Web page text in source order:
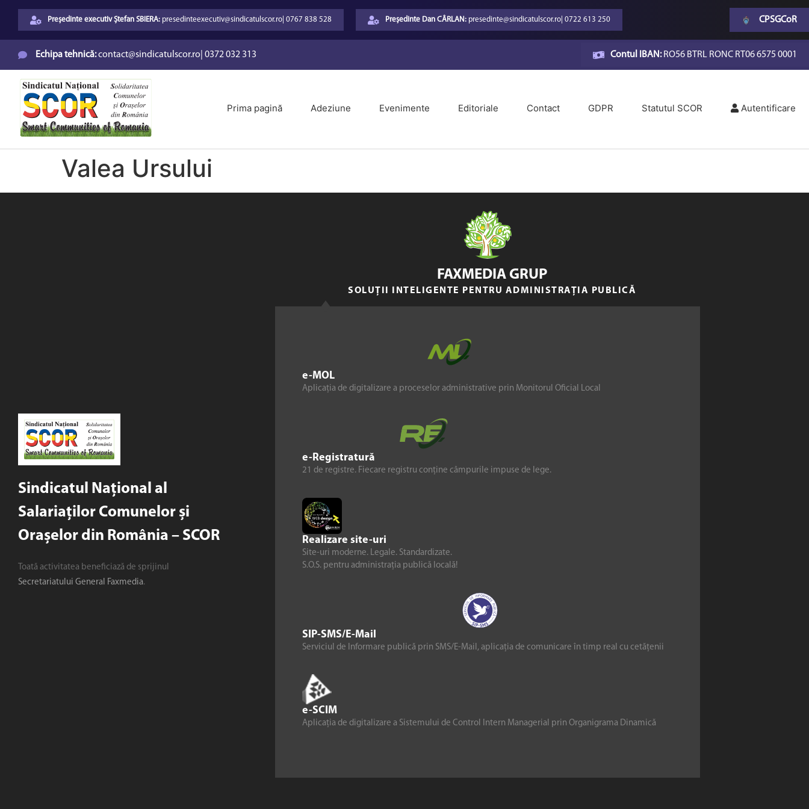
Președinte executiv Ștefan SBIERA:presedinteexecutiv@sindicatulscor.ro| 0767 838 528 Președinte Dan CÂRLAN:presedinte@sindicatulscor.ro| 0722 613 250 CPSGCoR
Echipa tehnică:contact@sindicatulscor.ro 0372 032 313 Contul IBAN:RO56 BTRL RONC RT06 6575 0001
Prima pagină Adeziune Evenimente Editoriale Contact GDPR Statutul SCOR Autentificare
Valea Ursului
Sindicatul Național al
Salariaților Comunelor și
Orașelor din România – SCOR
Toată activitatea beneficiază de sprijinul
Secretariatului General Faxmedia.
e-MOL
Aplicația de digitalizare a proceselor administrative prin Monitorul Oficial Local
e-Registratură
21 de registre. Fiecare registru conține câmpurile impuse de lege.
Realizare site-uri
Site-uri moderne. Legale. Standardizate.
S.O.S. pentru administrația publică locală!
SIP-SMS/E-Mail
Serviciul de Informare publică prin SMS/E-Mail, aplicația de comunicare în timp real cu cetățenii
e-SCIM
Aplicația de digitalizare a Sistemului de Control Intern Managerial prin Organigrama Dinamică
FAXMEDIA GRUP
SOLUȚII INTELIGENTE PENTRU ADMINISTRAȚIA PUBLICĂ